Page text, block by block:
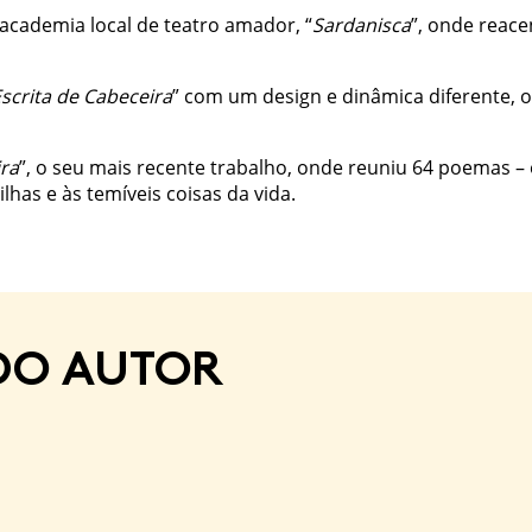
local de teatro amador, “Sardanisca”, onde
de Cabeceira” com um design e dinâmica diferente,
”, o seu mais recente trabalho, onde reuniu 64 poemas
e às temíveis coisas da vida.
AUTOR